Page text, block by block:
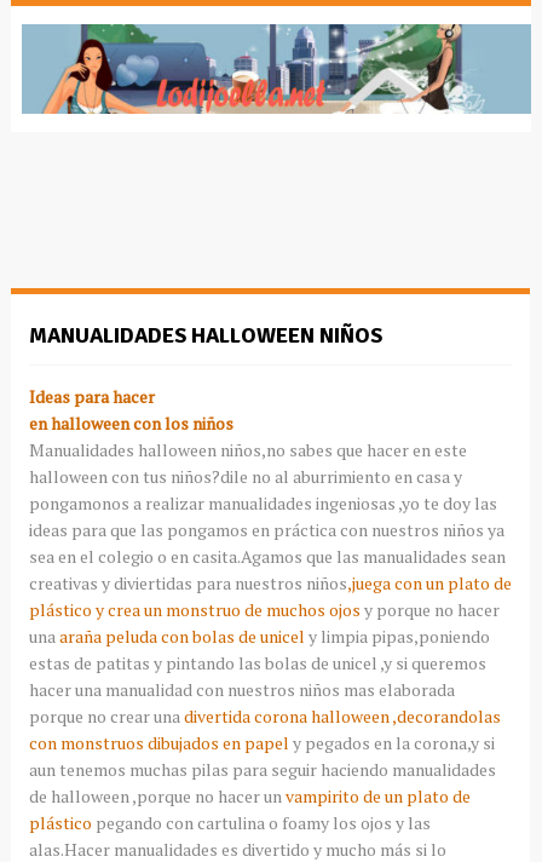
MANUALIDADES HALLOWEEN NIÑOS
Ideas para hacer
enhalloweencon los niños
Manualidades halloween niños,no sabes que hacer en este
halloween con tus niños?dile no al aburrimiento en casa y
pongamonos a realizar manualidades ingeniosas ,yo te doy las
ideas para que las pongamos en práctica con nuestros niños ya
sea en el colegio o en casita.Agamos que las manualidades sean
creativas ydiviertidas para nuestros niños,juega con un plato de
plástico y crea un monstruo de muchos ojos y porque no hacer
una araña peluda con bolas de unicel y limpia pipas,poniendo
estas de patitas y pintando las bolas de unicel ,y si queremos
hacer una manualidad con nuestros niños mas elaborada
porque no crear una divertida corona halloween ,decorandolas
con monstruos dibujados en papel y pegados en la corona,y si
aun tenemos muchas pilas para seguir haciendo manualidades
de halloween ,porque no hacer un vampirito de un plato de
plástico pegando con cartulina o foamylos ojos y las
alas.Hacer manualidades es divertido y mucho más si lo